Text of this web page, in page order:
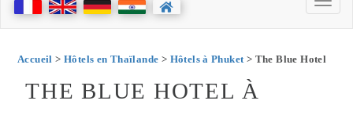
Accueil > Hôtels en Thaïlande > Hôtels à Phuket> The Blue Hotel
THE BLUE HOTEL À